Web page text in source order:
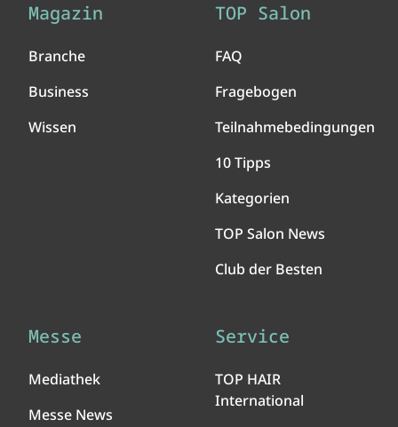
Magazin
Branche
Business
Wissen
TOP Salon
FAQ
Fragebogen
Teilnahmebedingungen
10 Tipps
Kategorien
TOP Salon News
Club der Besten
Messe
Mediathek
Messe News
Service
TOP HAIR
International